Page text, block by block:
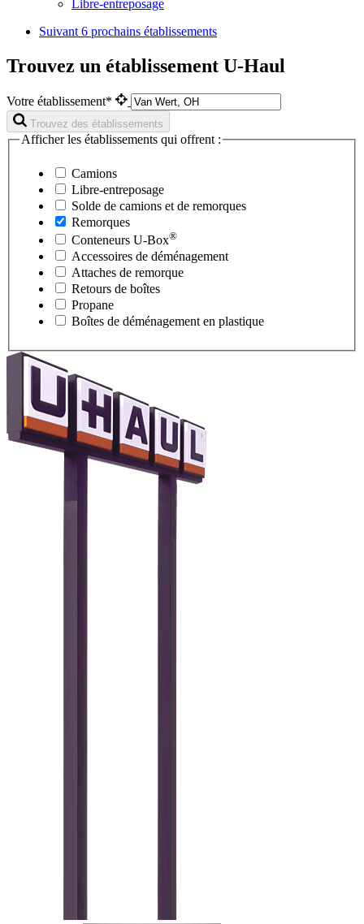
Libre-entreposage
Suivant 6 prochains établissements
Trouvez un établissement U-Haul
Votre établissement*
Trouvez des établissements
Afficher les établissements qui offrent :
Camions
Libre-entreposage
Solde de camions et de remorques
Remorques
Conteneurs U-Box®
Accessoires de déménagement
Attaches de remorque
Retours de boîtes
Propane
Boîtes de déménagement en plastique